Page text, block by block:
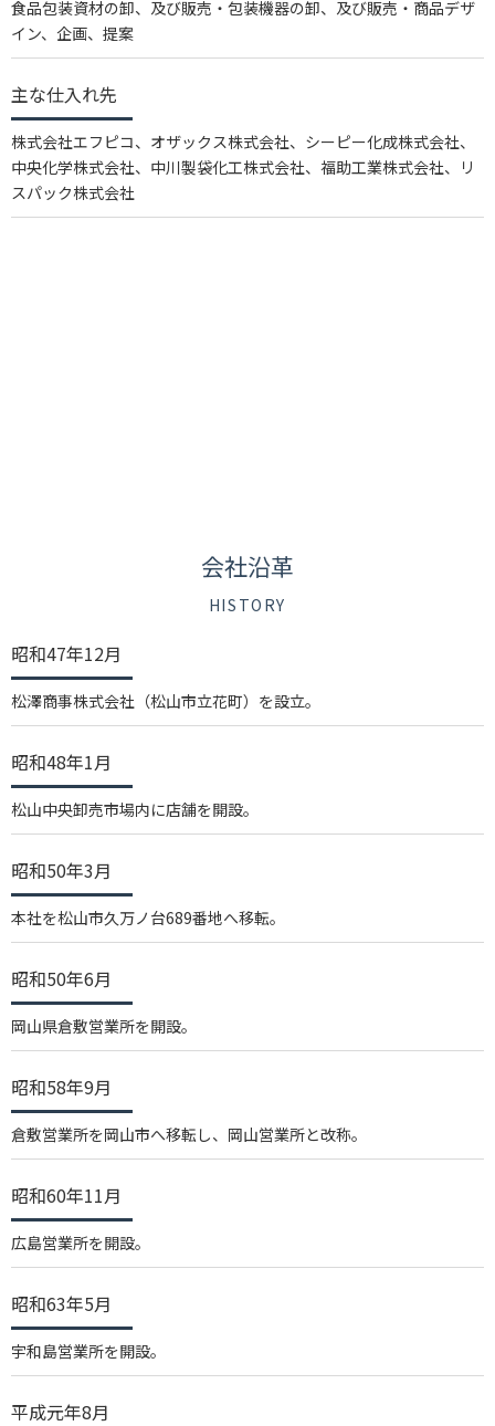
食品包装資材の卸、及び販売・包装機器の卸、及び販売・商品デザ
イン、企画、提案
主な仕入れ先
株式会社エフピコ、オザックス株式会社、シーピー化成株式会社、
中央化学株式会社、中川製袋化工株式会社、福助工業株式会社、 リ
スパック株式会社
会社沿革
HISTORY
昭和47年12月
松澤商事株式会社（松山市立花町）を設立。
昭和48年1月
松山中央卸売市場内に店舗を開設。
昭和50年3月
本社を松山市久万ノ台689番地へ移転。
昭和50年6月
岡山県倉敷営業所を開設。
昭和58年9月
倉敷営業所を岡山市へ移転し、岡山営業所と改称。
昭和60年11月
広島営業所を開設。
昭和63年5月
宇和島営業所を開設。
平成元年8月